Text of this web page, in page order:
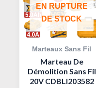
EN RUPTURE
DE STOCK
Marteaux Sans Fil
Marteau De
Démolition Sans Fil
20V CDBLI203582